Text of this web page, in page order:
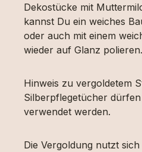
Dekostücke mit
kannst Du ein weiches
oder auch mit einem
wieder auf Glanz polieren.
Hinweis zu vergoldetem
Silberpflegetücher
verwendet werden.
Die Vergoldung nutzt